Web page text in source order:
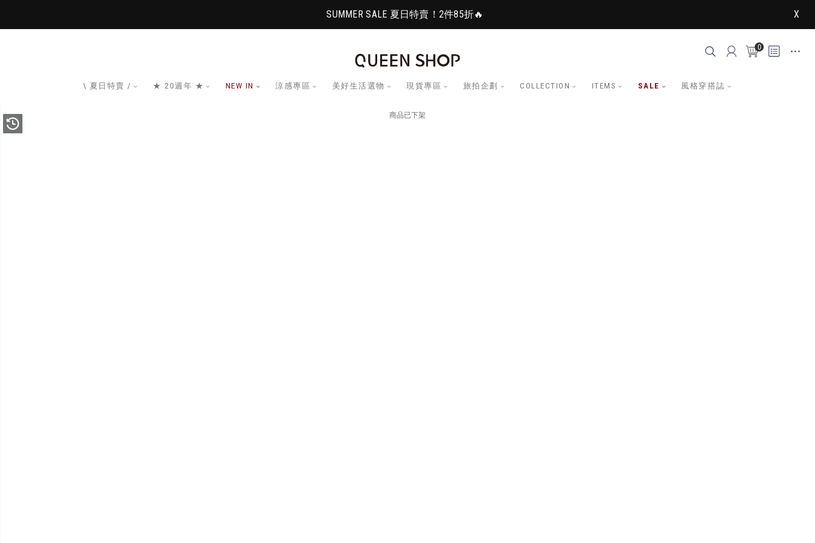
SUMMER SALE 夏日特賣！2件85折🔥 X
0
\ 夏日特賣 / ★ 20週年 ★ NEW IN 涼感專區 美好生活選物 現貨專區 旅拍企劃 COLLECTION ITEMS SALE 風格穿搭誌
商品已下架